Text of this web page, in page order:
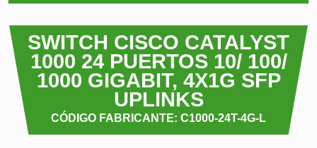
SWITCH CISCO CATALYST
1000 24 PUERTOS 10/ 100/
1000 GIGABIT, 4X1G SFP
UPLINKS
CÓDIGO FABRICANTE: C1000-24T-4G-L